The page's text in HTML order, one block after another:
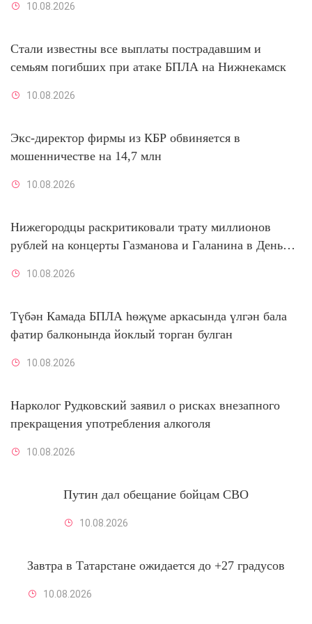
10.08.2026
Стали известны все выплаты пострадавшим и
семьям погибших при атаке БПЛА на Нижнекамск
10.08.2026
Экс-директор фирмы из КБР обвиняется в
мошенничестве на 14,7 млн
10.08.2026
Нижегородцы раскритиковали трату миллионов
рублей на концерты Газманова и Галанина в День
10.08.2026
Түбән Камада БПЛА һөҗүме аркасында үлгән бала
фатир балконында йоклый торган булган
10.08.2026
Нарколог Рудковский заявил о рисках внезапного
прекращения употребления алкоголя
10.08.2026
Путин дал обещание бойцам СВО
10.08.2026
Завтра в Татарстане ожидается до +27 градусов
10.08.2026